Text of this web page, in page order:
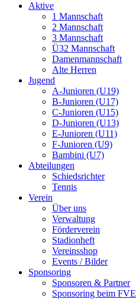
Aktive
1 Mannschaft
2 Mannschaft
3 Mannschaft
Ü32 Mannschaft
Damenmannschaft
Alte Herren
Jugend
A-Junioren (U19)
B-Junioren (U17)
C-Junioren (U15)
D-Junioren (U13)
E-Junioren (U11)
F-Junioren (U9)
Bambini (U7)
Abteilungen
Schiedsrichter
Tennis
Verein
Über uns
Verwaltung
Förderverein
Stadionheft
Vereinsshop
Events / Bilder
Sponsoring
Sponsoren & Partner
Sponsoring beim FVE